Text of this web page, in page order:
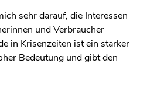
sehr darauf, die Interessen
und Verbraucher
in Krisenzeiten ist ein starker
Bedeutung und gibt den